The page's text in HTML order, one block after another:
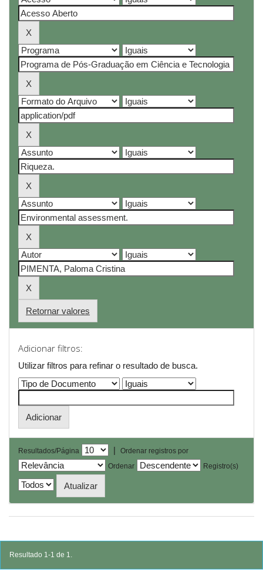
Retornar valores
Adicionar filtros:
Utilizar filtros para refinar o resultado de busca.
Resultados/Página |
Ordenar registros por
Ordenar
Registro(s)
Resultado 1-1 de 1.